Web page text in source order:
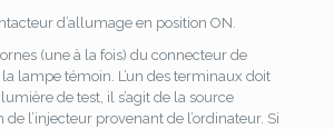
d’allumage en position ON.
(une à la fois) du connecteur de
lampe témoin. L’un des terminaux doit
de test, il s’agit de la source
de l’injecteur provenant de l’ordinateur. Si